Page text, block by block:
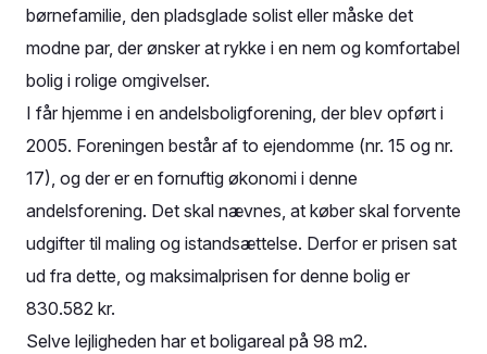
børnefamilie, den pladsglade solist eller måske det
modne par, der ønsker at rykke i en nem og komfortabel
bolig i rolige omgivelser.
I får hjemme i en andelsboligforening, der blev opført i
2005. Foreningen består af to ejendomme (nr. 15 og nr.
17), og der er en fornuftig økonomi i denne
andelsforening. Det skal nævnes, at køber skal forvente
udgifter til maling og istandsættelse. Derfor er prisen sat
ud fra dette, og maksimalprisen for denne bolig er
830.582 kr.
Selve lejligheden har et boligareal på 98 m2.